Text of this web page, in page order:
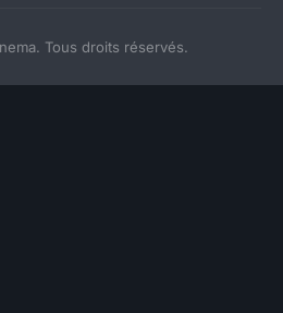
Tous droits réservés.